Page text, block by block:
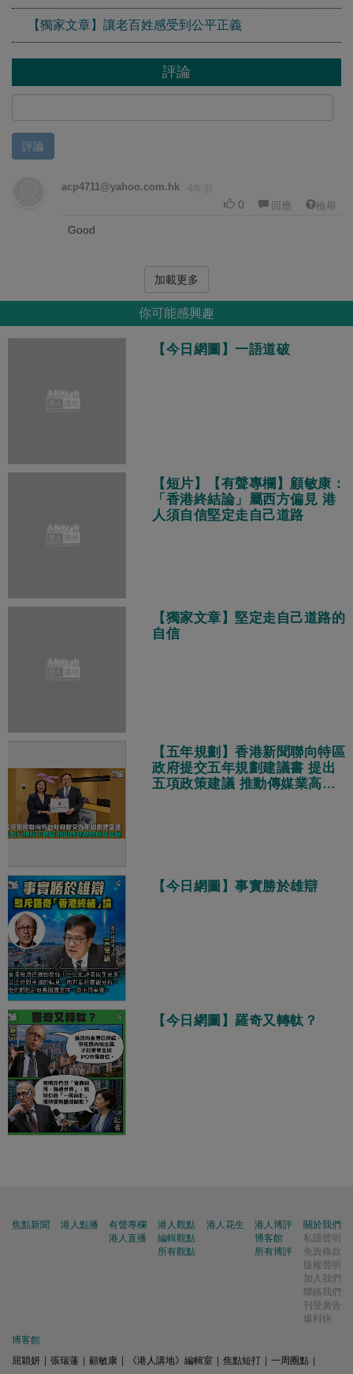
【獨家文章】讓老百姓感受到公平正義
評論
評論
acp4711@yahoo.com.hk 4年前
0 回應 檢舉
Good
加載更多
你可能感興趣
【今日網圖】一語道破
【短片】【有聲專欄】顧敏康：
「香港終結論」屬西方偏見 港
人須自信堅定走自己道路
【獨家文章】堅定走自己道路的
自信
【五年規劃】香港新聞聯向特區
政府提交五年規劃建議書 提出
五項政策建議 推動傳媒業高質
【今日網圖】事實勝於雄辯
【今日網圖】羅奇又轉軚？
焦點新聞 港人點播
有聲專欄
港人直播
港人觀點
編輯觀點
所有觀點
港人花生
港人博評
博客館
所有博評
關於我們
私隱聲明
免責條款
版權聲明
加入我們
聯絡我們
刊登廣告
爆料快
博客館
屈穎妍
張瑞蓮 顧敏康 《港人講地》編輯室 焦點短打 一周圈點